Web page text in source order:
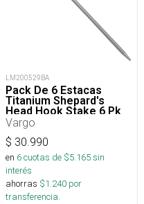
LM200529BA
Pack De 6 Estacas
Titanium Shepard's
Head Hook Stake 6 Pk
Vargo
$ 30.990
en 6cuotas de $5.165sin
interés
ahorras $1.240 por
transferencia.